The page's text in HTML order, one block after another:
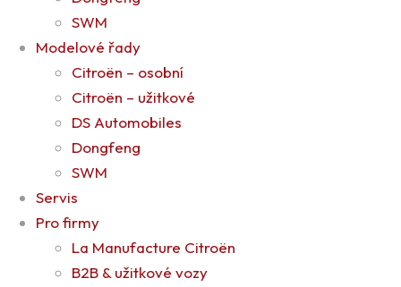
SWM
Modelové řady
Citroën – osobní
Citroën – užitkové
DS Automobiles
Dongfeng
SWM
Servis
Pro firmy
La Manufacture Citroën
B2B & užitkové vozy